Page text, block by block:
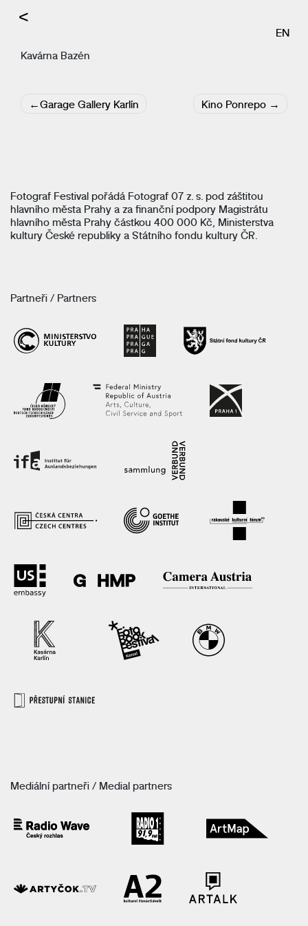
<
EN
Kavárna Bazén
Navigace
pro
Garage Gallery Karlín Kino Ponrepo
Fotograf Festival pořádá Fotograf 07 z. s. pod záštitou
hlavního města Prahy a za finanční podpory Magistrátu
hlavního města Prahy částkou 400 000 Kč, Ministerstva
kultury České republiky a Státního fondu kultury ČR.
Partneři / Partners
Mediální partneři / Medial partners